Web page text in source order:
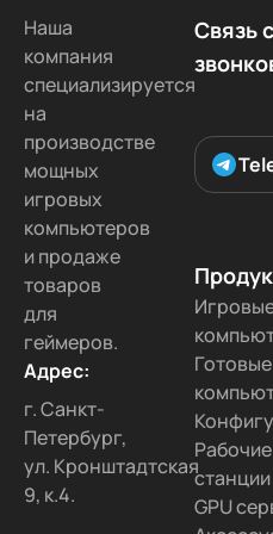
Наша
компания
специализируется
на
производстве
мощных
игровых
компьютеров
и продаже
товаров
для
геймеров.
Адрес:
г. Санкт-
Петербург,
ул. Кронштадтская
9, к.4.
Связь
Готовые
Рабочие
станции
GPU